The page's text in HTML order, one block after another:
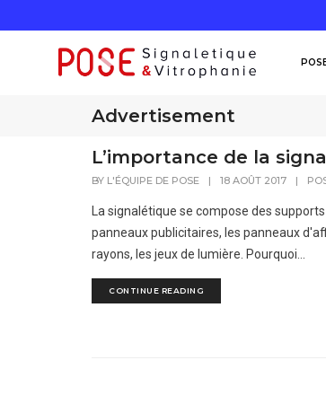
Advertisement
L’importance de la
BY L'ÉQUIPE DE POSE | 18 AOÛT 2017 |
La signalétique se compose des
panneaux publicitaires, les panneaux
rayons, les jeux de lumière. Pourquoi...
CONTINUE READING